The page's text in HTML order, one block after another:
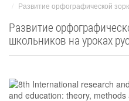
Развитие орфографической
Развитие
школьников на уроках